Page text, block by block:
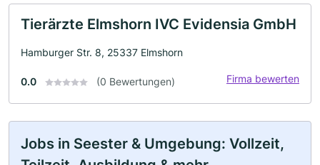
Tierärzte Elmshorn IVC Evidensia GmbH
Hamburger Str. 8, 25337 Elmshorn
0.0 (0 Bewertungen) Firma bewerten
Jobs in Seester & Umgebung: Vollzeit,